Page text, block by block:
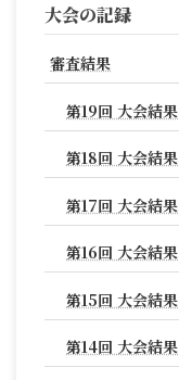
大会の記録
審査結果
第19回 大会結果
第18回 大会結果
第17回 大会結果
第16回 大会結果
第15回 大会結果
第14回 大会結果